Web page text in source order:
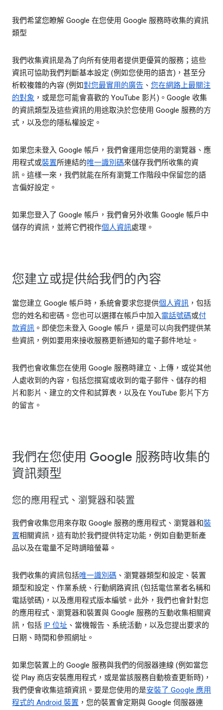
我們希望您瞭解 Google 在您使用 Google 服務時收集的資訊
類型
我們收集資訊是為了向所有使用者提供更優質的服務；這些
資訊可協助我們判斷基本設定 (例如您使用的語言)，甚至分
析較複雜的內容 (例如對您最實用的廣告 、 您在網路上最關注
的對象 ，或是您可能會喜歡的 YouTube 影片)。Google 收集
的資訊類型及這些資訊的用途取決於您使用 Google 服務的方
式，以及您的隱私權設定。
如果您未登入 Google 帳戶，我們會運用您使用的瀏覽器、應
用程式或裝置所連結的唯一識別碼來儲存我們所收集的資
訊。這樣一來，我們就能在所有瀏覽工作階段中保留您的語
言偏好設定。
如果您登入了 Google 帳戶，我們會另外收集 Google 帳戶中
儲存的資訊，並將它們視作個人資訊處理。
您建立或提供給我們的內容
當您建立 Google 帳戶時，系統會要求您提供個人資訊 ，包括
您的姓名和密碼。您也可以選擇在帳戶中加入電話號碼或付
款資訊 。即使您未登入 Google 帳戶，還是可以向我們提供某
些資訊，例如要用來接收服務更新通知的電子郵件地址。
我們也會收集您在使用 Google 服務時建立、上傳，或從其他
人處收到的內容，包括您撰寫或收到的電子郵件、儲存的相
片和影片、建立的文件和試算表，以及在 YouTube 影片下方
的留言。
我們在您使用 Google 服務時收集的
資訊類型
您的應用程式、瀏覽器和裝置
我們會收集您用來存取 Google 服務的應用程式、瀏覽器和裝
置相關資訊，這有助於我們提供特定功能，例如自動更新產
品以及在電量不足時調暗螢幕。
我們收集的資訊包括唯一識別碼 、瀏覽器類型和設定、裝置
類型和設定、作業系統、行動網路資訊 (包括電信業者名稱和
電話號碼)，以及應用程式版本編號。此外，我們也會針對您
的應用程式、瀏覽器和裝置與 Google 服務的互動收集相關資
訊，包括 IP 位址 、當機報告、系統活動，以及您提出要求的
日期、時間和參照網址。
如果您裝置上的 Google 服務與我們的伺服器連線 (例如當您
從 Play 商店安裝應用程式，或是當該服務自動檢查更新時)，
我們便會收集這類資訊。要是您使用的是安裝了 Google 應用
程式的 Android 裝置 ，您的裝置會定期與 Google 伺服器連